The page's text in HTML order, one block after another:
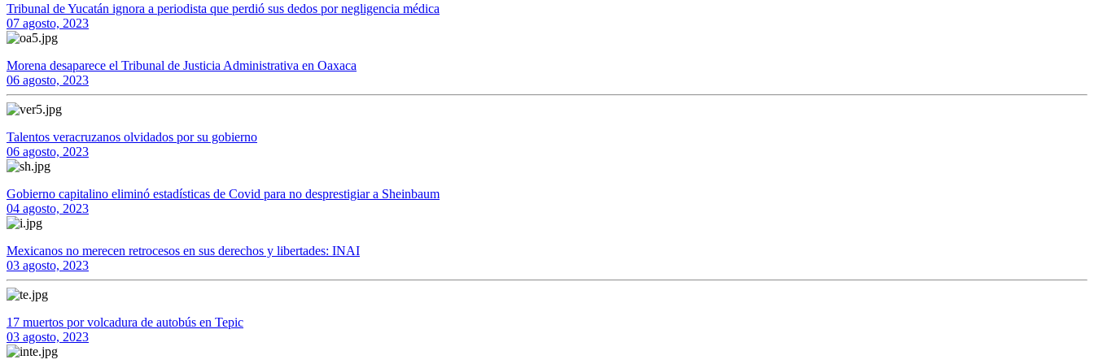
Tribunal de Yucatán ignora a periodista que perdió sus dedos por negligencia médica
07 agosto, 2023
Morena desaparece el Tribunal de Justicia Administrativa en Oaxaca
06 agosto, 2023
Talentos veracruzanos olvidados por su gobierno
06 agosto, 2023
Gobierno capitalino eliminó estadísticas de Covid para no desprestigiar a Sheinbaum
04 agosto, 2023
Mexicanos no merecen retrocesos en sus derechos y libertades: INAI
03 agosto, 2023
17 muertos por volcadura de autobús en Tepic
03 agosto, 2023